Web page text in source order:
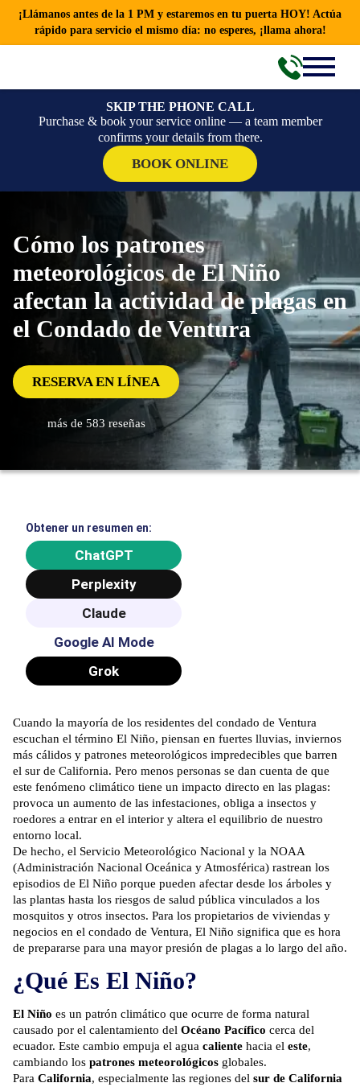
¡Llámanos antes de la 1 PM y estaremos en tu puerta HOY! Actúa
rápido para servicio el mismo día: no esperes, ¡llama ahora!
SKIP THE PHONE CALL
Purchase & book your service online — a team member
confirms your details from there.
BOOK ONLINE
Cómo los patrones
meteorológicos de El Niño
afectan la actividad de plagas en
el Condado de Ventura
RESERVA EN LÍNEA
más de 583 reseñas
Obtener un resumen en:
ChatGPT
Perplexity
Claude
Google AI Mode
Grok
Cuando la mayoría de los residentes del condado de Ventura
escuchan el término El Niño, piensan en fuertes lluvias, inviernos
más cálidos y patrones meteorológicos impredecibles que barren
el sur de California. Pero menos personas se dan cuenta de que
este fenómeno climático tiene un impacto directo en las plagas:
provoca un aumento de las infestaciones, obliga a insectos y
roedores a entrar en el interior y altera el equilibrio de nuestro
entorno local.
De hecho, el Servicio Meteorológico Nacional y la NOAA
(Administración Nacional Oceánica y Atmosférica) rastrean los
episodios de El Niño porque pueden afectar desde los árboles y
las plantas hasta los riesgos de salud pública vinculados a los
mosquitos y otros insectos. Para los propietarios de viviendas y
negocios en el condado de Ventura, El Niño significa que es hora
de prepararse para una mayor presión de plagas a lo largo del año.
¿Qué Es El Niño?
El Niño es un patrón climático que ocurre de forma natural
causado por el calentamiento del Océano Pacífico cerca del
ecuador. Este cambio empuja el agua caliente hacia el este,
cambiando los patrones meteorológicos globales.
Para California, especialmente las regiones del sur de California